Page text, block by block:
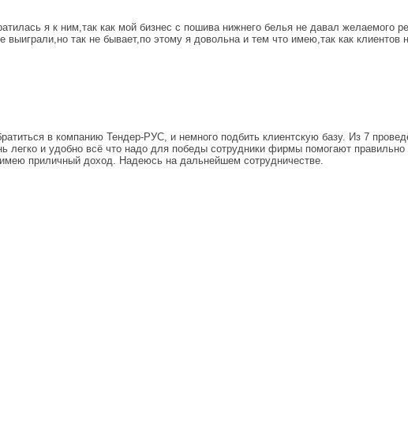
я к ним,так как мой бизнес с пошива нижнего белья не давал желаемого
так не бывает,по этому я довольна и тем что имею,так как
в компанию Тендер-РУС, и немного подбить клиентскую базу. Из 7
легко и удобно всё что надо для победы сотрудники фирмы помогают
приличный доход. Надеюсь на дальнейшем сотрудничестве.